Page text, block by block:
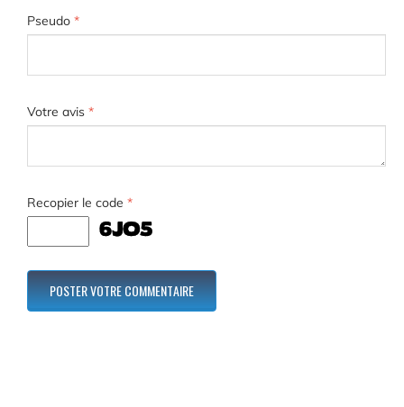
Pseudo *
Votre avis *
Recopier le code *